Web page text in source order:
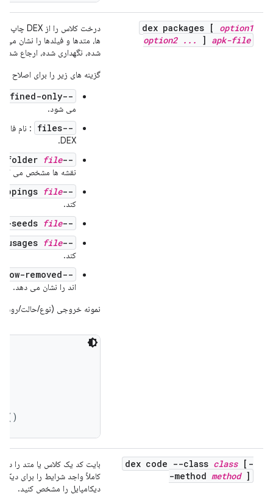
dex packages [ option1
option2 . . . ] apk-file
درخت کلاس را از DEX چاپ می کند. در خروجی،
ها، متدها و فیلدها را نشان
شده، نگهداری شده، ارجاع
گزینه های زیر را برای اصلاح
--defined-only
می شود.
--files
DEX.
--proguard-folder
file
نقشه ها مشخص می
--proguard-mappings
file
کند.
--proguard-seeds
file
--proguard-usages
file
کند.
--show-removed
اند را نشان می دهد.
نمونه خروجی (نوع/حالت/روش
dex code --class class[-
-method method]
کاملاً واجد شرایط را برای
دیکامپایل را مشخص کنید.